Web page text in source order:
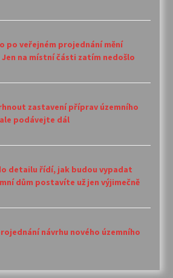
po veřejném projednání mění
na místní části zatím nedošlo
zastavení příprav územního
podávejte dál
detailu řídí, jak budou vypadat
dům postavíte už jen výjimečně
návrhu nového územního